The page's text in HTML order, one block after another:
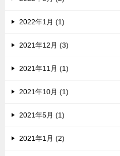
2022年1月 (1)
2021年12月 (3)
2021年11月 (1)
2021年10月 (1)
2021年5月 (1)
2021年1月 (2)